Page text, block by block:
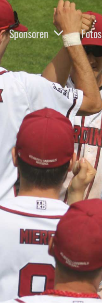
Sponsoren
Fotos